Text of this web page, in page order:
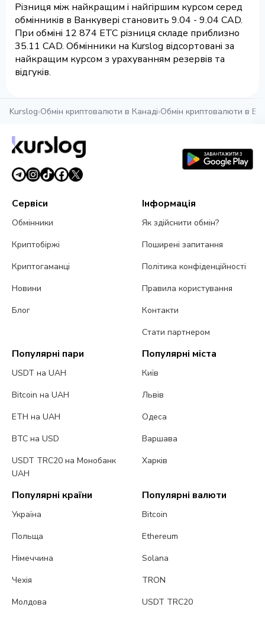
Різниця між найкращим і найгіршим курсом серед
обмінників в Ванкувері становить 9.04 - 9.04 CAD.
При обміні 12 874 ETC різниця складе приблизно
35.11 CAD. Обмінники на Kurslog відсортовані за
найкращим курсом з урахуванням резервів та
відгуків.
Kurslog›Обмін криптовалюти в Канаді›Обмін криптовалюти в
Сервіси
Обмінники
Криптобіржі
Криптогаманці
Новини
Блог
Інформація
Як здійснити обмін?
Поширені запитання
Політика конфіденційності
Правила користування
Контакти
Стати партнером
Популярні пари
USDT на UAH
Bitcoin на UAH
ETH на UAH
BTC на USD
USDT TRC20 на Монобанк
UAH
Популярні міста
Київ
Львів
Одеса
Варшава
Харків
Популярні країни
Україна
Польща
Німеччина
Чехія
Молдова
Популярні валюти
Bitcoin
Ethereum
Solana
TRON
USDT TRC20